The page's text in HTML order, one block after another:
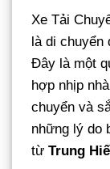
Xe Tải
là di
Đây là một
hợp nhịp
chuyển và
những lý do
từ Trung